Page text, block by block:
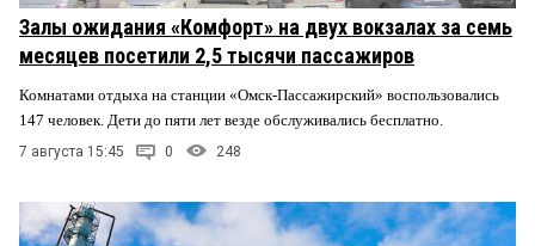
Залы ожидания «Комфорт» на двух вокзалах за семь
месяцев посетили 2,5 тысячи пассажиров
Комнатами отдыха на станции «Омск-Пассажирский» воспользовались
147 человек. Дети до пяти лет везде обслуживались бесплатно.
7 августа 15:45 0 248